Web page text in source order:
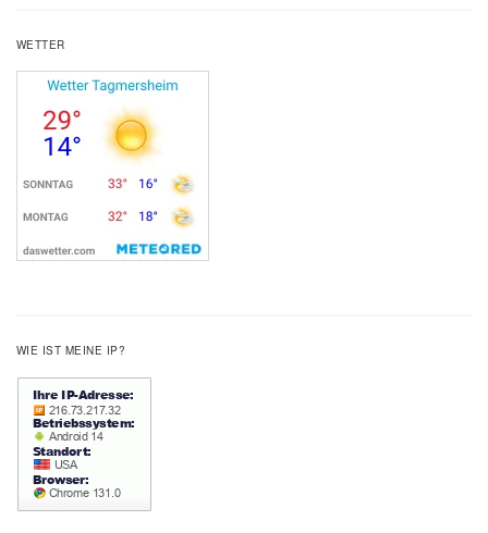
WETTER
WIE IST MEINE IP?